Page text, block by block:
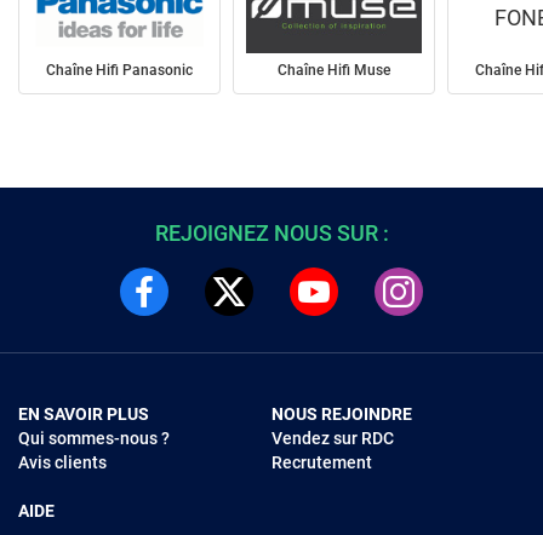
Chaîne Hifi Panasonic Chaîne Hifi Muse Chaîne
REJOIGNEZ NOUS SUR :
EN SAVOIR PLUS
Qui sommes-nous ?
Avis clients
AIDE
NOUS REJOINDRE
Vendez sur RDC
Recrutement